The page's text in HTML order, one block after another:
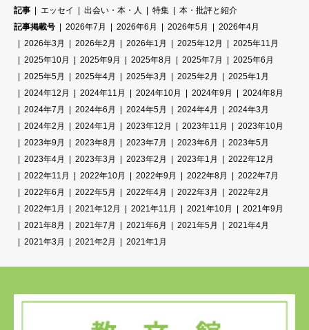
記事
エッセイ 出会い・本・人 特集
本・批評と紹介
記事掲載号
2026年7月 2026年6月 2026年5月
2026年4月
2026年3月
2026年2月 2026年1月 2025年12月
2025年11月
2025年10月
2025年9月 2025年8月 2025年7月
2025年6月
2025年5月
2025年4月 2025年3月 2025年2月
2025年1月
2024年12月
2024年11月 2024年10月 2024年9月
2024年8月
2024年7月
2024年6月 2024年5月 2024年4月
2024年3月
2024年2月
2024年1月 2023年12月 2023年11月
2023年10月
2023年9月
2023年8月 2023年7月 2023年6月
2023年5月
2023年4月
2023年3月 2023年2月 2023年1月
2022年12月
2022年11月
2022年10月 2022年9月 2022年8月
2022年7月
2022年6月
2022年5月 2022年4月 2022年3月
2022年2月
2022年1月
2021年12月 2021年11月 2021年10月
2021年9月
2021年8月
2021年7月 2021年6月 2021年5月
2021年4月
2021年3月
2021年2月 2021年1月